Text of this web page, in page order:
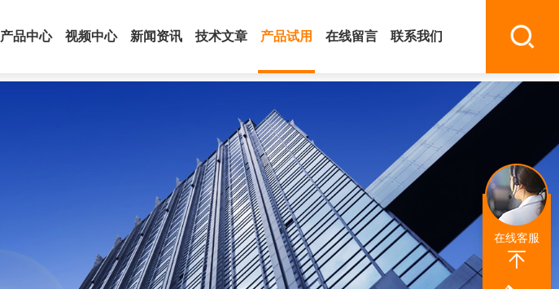
产品中心 视频中心 新闻资讯 技术文章 产品试用 在线留言 联系我们
在线客服